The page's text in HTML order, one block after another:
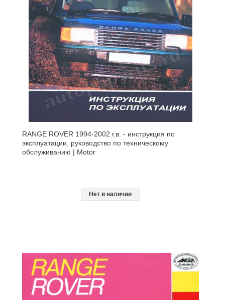
RANGE ROVER 1994-2002 г.в. - инструкция по
эксплуатации, руководство по техническому
обслуживанию | Motor
Нет в наличии